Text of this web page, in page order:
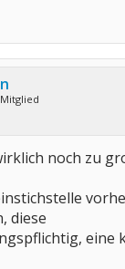
noch zu
diese
eine